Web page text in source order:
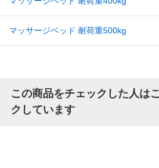
マッサージベッド 耐荷重500kg
この商品をチェックした人は
クしています